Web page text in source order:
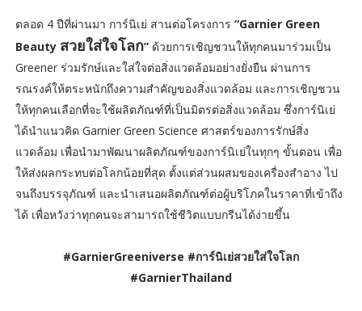
ตลอด 4 ปีที่ผ่านมา การ์นิเย่ สานต่อโครงการ “Garnier Green
Beauty สวยใส่ใจโลก”ด้วยการเชิญชวนให้ทุกคนมาร่วมเป็น
Greener ร่วมรักษ์และใส่ใจต่อสิ่งแวดล้อมอย่างยั่งยืน ผ่านการ
รณรงค์ให้ตระหนักถึงความสำคัญของสิ่งแวดล้อม และการเชิญชวน
ให้ทุกคนเลือกที่จะใช้ผลิตภัณฑ์ที่เป็นมิตรต่อสิ่งแวดล้อม ซึ่งการ์นิเย่
ได้นำแนวคิด Garnier Green Science ศาสตร์ของการรักษ์สิ่ง
แวดล้อม เพื่อนำมาพัฒนาผลิตภัณฑ์ของการ์นิเย่ในทุกๆ ขั้นตอน เพื่อ
ให้ส่งผลกระทบต่อโลกน้อยที่สุด ตั้งแต่ส่วนผสมของเครื่องสำอาง ไป
จนถึงบรรจุภัณฑ์ และนำเสนอผลิตภัณฑ์ต่อผู้บริโภคในราคาที่เข้าถึง
ได้ เพื่อหวังว่าทุกคนจะสามารถใช้ชีวิตแบบกรีนได้ง่ายขึ้น
#GarnierGreeniverse #การ์นิเย่สวยใส่ใจโลก
#GarnierThailand